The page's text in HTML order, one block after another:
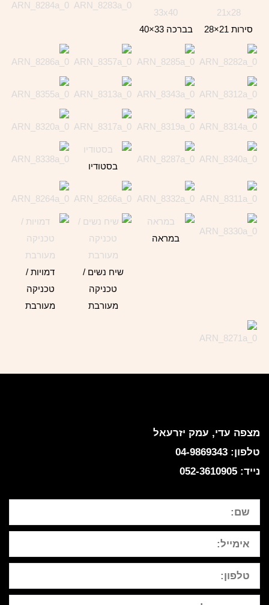
סירות 21×28 בברכה 33×40
בסטודיו
במראה
שיח נשים /
טכניקה
מעורבת
דמויות /
טכניקה
מעורבת
מצפה עדי, עמק יזרעאל
טלפון: 04-9869343
נייד: 052-3610905
שם
אימייל
טלפון:
ההודעה